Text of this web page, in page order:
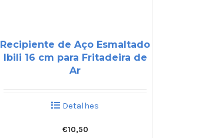
Recipiente de Aço Esmaltado
Ibili 16 cm para Fritadeira de
Ar
Detalhes
€10,50